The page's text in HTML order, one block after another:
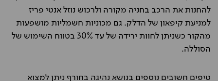
להחנות את הרכב בחניה מקורה ולרכוש נוזל אנטי פריז
למניעת קיפאון של הדלק. גם מכוניות חשמליות מושפעות
מהקור כשניתן לחוות ירידה של עד 30% בטווח השימוש של
הסוללה.
טיפים חשובים נוספים בנושא נהיגה בחורף ניתן למצוא